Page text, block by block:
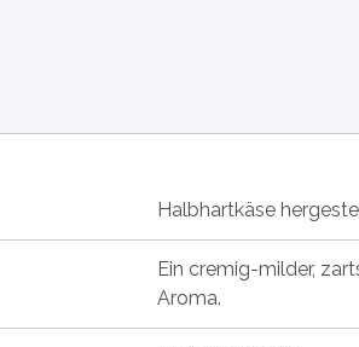
Halbhartkäse
Ein cremig-milder,
Aroma.